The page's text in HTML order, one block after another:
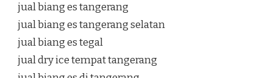
jual biang es tangerang
jual biang es tangerang selatan
jual biang es tegal
jual dry ice tempat tangerang